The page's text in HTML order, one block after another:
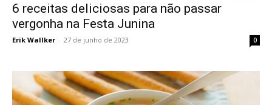
6 receitas deliciosas para não passar
vergonha na Festa Junina
Erik Wallker - 27 de junho de 2023 0